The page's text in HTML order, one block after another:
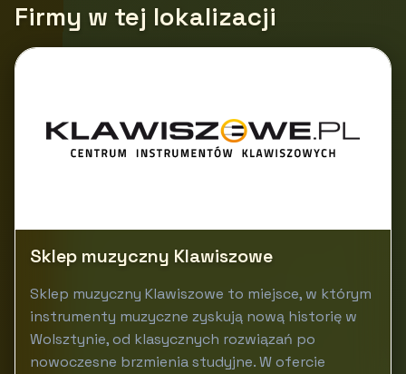
Firmy w tej lokalizacji
Sklep muzyczny Klawiszowe
Sklep muzyczny Klawiszowe to miejsce, w którym
instrumenty muzyczne zyskują nową historię w
Wolsztynie, od klasycznych rozwiązań po
nowoczesne brzmienia studyjne. W ofercie